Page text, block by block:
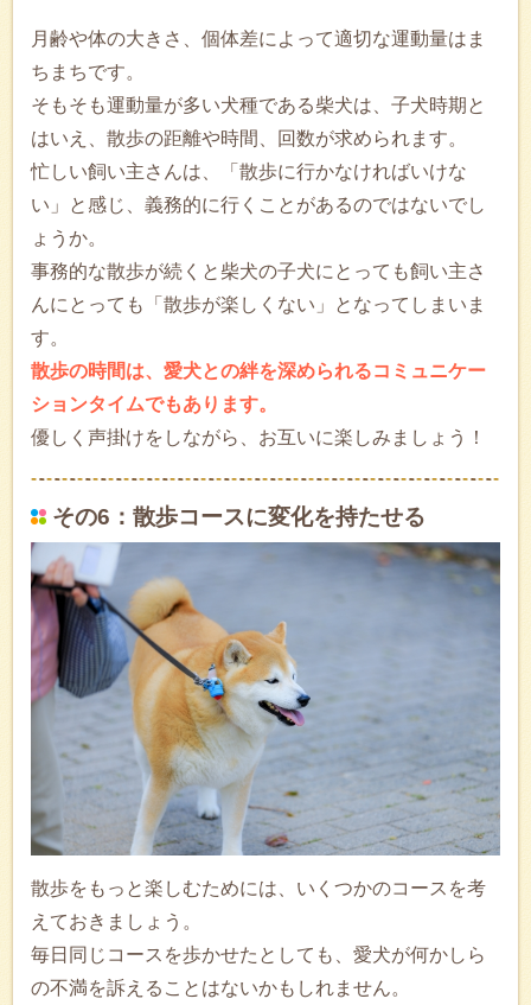
月齢や体の大きさ、個体差によって適切な運動量はま
ちまちです。
そもそも運動量が多い犬種である柴犬は、子犬時期と
はいえ、散歩の距離や時間、回数が求められます。
忙しい飼い主さんは、「散歩に行かなければいけな
い」と感じ、義務的に行くことがあるのではないでし
ょうか。
事務的な散歩が続くと柴犬の子犬にとっても飼い主さ
んにとっても「散歩が楽しくない」となってしまいま
す。
散歩の時間は、愛犬との絆を深められるコミュニケー
ションタイムでもあります。
優しく声掛けをしながら、お互いに楽しみましょう！
その6：散歩コースに変化を持たせる
散歩をもっと楽しむためには、いくつかのコースを考
えておきましょう。
毎日同じコースを歩かせたとしても、愛犬が何かしら
の不満を訴えることはないかもしれません。